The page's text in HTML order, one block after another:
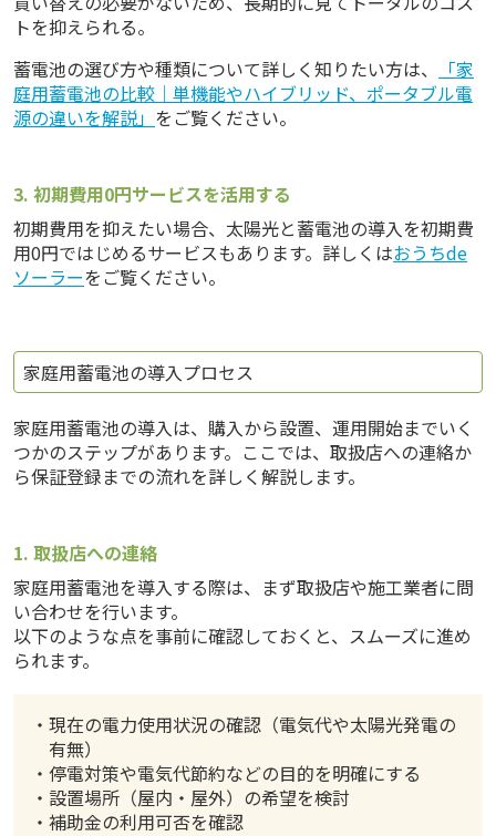
トを抑えられる。
蓄電池の選び方や種類について詳しく知りたい方は、
「家
庭用蓄電池の比較｜単機能やハイブリッド、ポータブル電
源の違いを解説」 をご覧ください。
3. 初期費用0円サービスを活用する
初期費用を抑えたい場合、太陽光と蓄電池の導入を初期費
用0円ではじめるサービスもあります。詳しくはおうちde
ソーラーをご覧ください。
家庭用蓄電池の導入プロセス
家庭用蓄電池の導入は、購入から設置、運用開始までいく
つかのステップがあります。ここでは、取扱店への連絡か
ら保証登録までの流れを詳しく解説します。
1. 取扱店への連絡
家庭用蓄電池を導入する際は、まず取扱店や施工業者に問
い合わせを行います。
以下のような点を事前に確認しておくと、スムーズに進め
られます。
・現在の電力使用状況の確認（電気代や太陽光発電の
有無）
・停電対策や電気代節約などの目的を明確にする
・設置場所（屋内・屋外）の希望を検討
・補助金の利用可否を確認